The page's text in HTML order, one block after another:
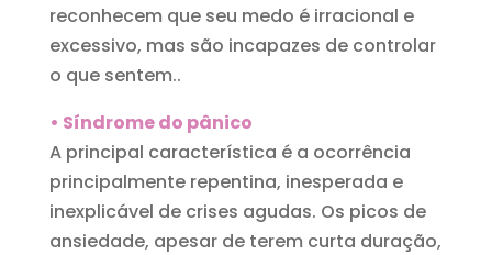
reconhecem que seu medo é irracional e
excessivo, mas são incapazes de controlar
o que sentem..
• Síndrome do pânico
A principal característica é a ocorrência
principalmente repentina, inesperada e
inexplicável de crises agudas. Os picos de
ansiedade, apesar de terem curta duração,